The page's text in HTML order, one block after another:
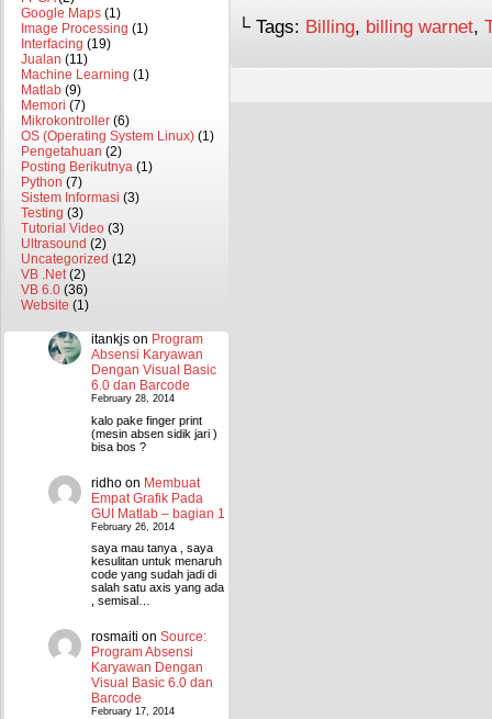
Google Maps (1)
Image Processing (1)
Interfacing (19)
Jualan (11)
Machine Learning (1)
Matlab (9)
Memori (7)
Mikrokontroller (6)
OS (Operating System Linux) (1)
Pengetahuan (2)
Posting Berikutnya (1)
Python (7)
Sistem Informasi (3)
Testing (3)
Tutorial Video (3)
Ultrasound (2)
Uncategorized (12)
VB .Net(2)
VB 6.0 (36)
Website (1)
itankjs on Program
Absensi Karyawan
Dengan Visual Basic
6.0 dan Barcode
February 28, 2014
kalo pake finger print
(mesin absen sidik jari )
bisa bos ?
ridho on Membuat
Empat Grafik Pada
GUI Matlab – bagian 1
February 26, 2014
saya mau tanya , saya
kesulitan untuk menaruh
code yang sudah jadi di
salah satu axis yang ada
, semisal…
rosmaiti on Source:
Program Absensi
Karyawan Dengan
Visual Basic 6.0 dan
Barcode
February 17, 2014
└ Tags: Billing, billing warnet,